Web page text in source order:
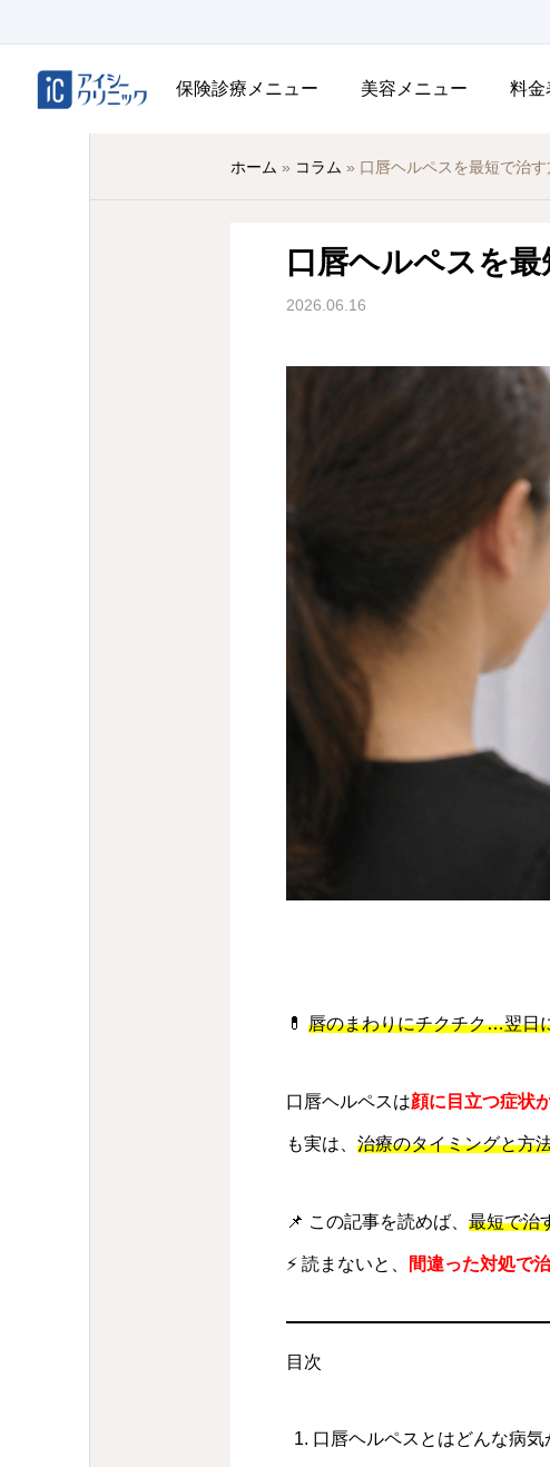
保険診療メニュー 美容メニュー 料金
ホーム » コラム » 口唇ヘルペスを最短で治
口唇ヘルペスを
2026.06.16
💊 唇のまわりにチクチク…翌日
口唇ヘルペスは顔に目立つ症状
も実は、 治療のタイミングと方
📌 この記事を読めば、 最短で治
⚡ 読まないと、 間違った対処で
目次
口唇ヘルペスとはどんな病気